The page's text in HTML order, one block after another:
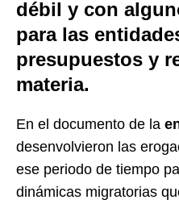
débil y con
para las
presupuestos y
materia.
En el documento de la
desenvolvieron las
ese periodo de tiempo
dinámicas migratorias